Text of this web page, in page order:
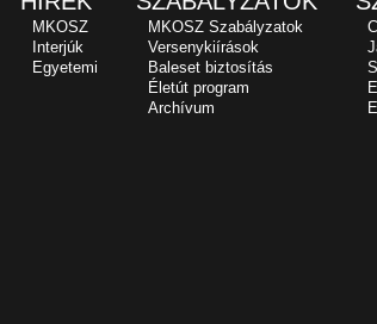
MKOSZ
Interjúk
Egyetemi
MKOSZ Szabályzatok
Versenykiírások
Baleset biztosítás
Életút program
Archívum